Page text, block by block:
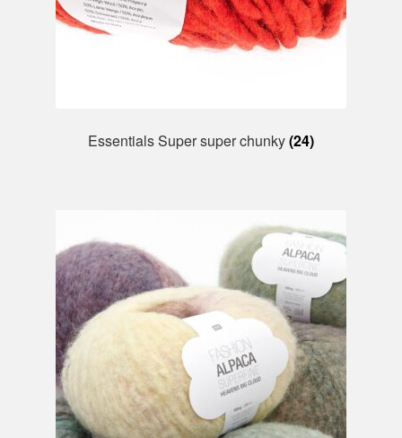
Essentials Super super chunky(24)